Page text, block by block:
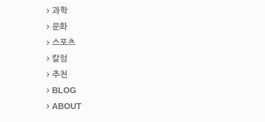
과학
문화
스포츠
칼럼
추천
BLOG
ABOUT